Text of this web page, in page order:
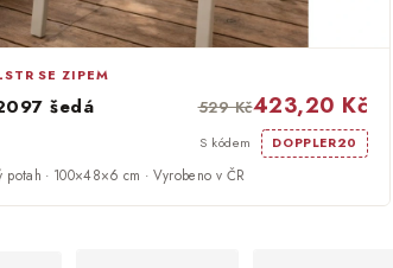
SE ZIPEM
šedá 529 Kč423,20 Kč
S kódem DOPPLER20
potah · 100×48×6 cm · Vyrobeno v ČR